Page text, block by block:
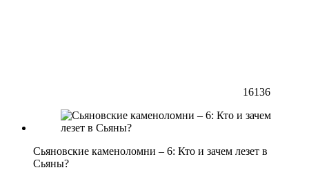
16136
Сьяновские каменоломни – 6: Кто и зачем лезет в
Сьяны?